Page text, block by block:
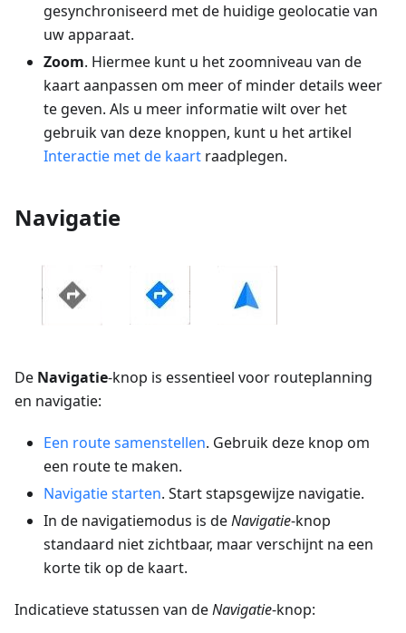
gesynchroniseerd met de huidige geolocatie van
uw apparaat.
Zoom. Hiermee kunt u het zoomniveau van de
kaart aanpassen om meer of minder details weer
te geven. Als u meer informatie wilt over het
gebruik van deze knoppen, kunt u het artikel
Interactie met de kaart raadplegen.
Navigatie
De Navigatie-knop is essentieel voor routeplanning
en navigatie:
Een route samenstellen. Gebruik deze knop om
een route te maken.
Navigatie starten. Start stapsgewijze navigatie.
In de navigatiemodus is deNavigatie-knop
standaard niet zichtbaar, maar verschijnt na een
korte tik op de kaart.
Indicatieve statussen van deNavigatie-knop: